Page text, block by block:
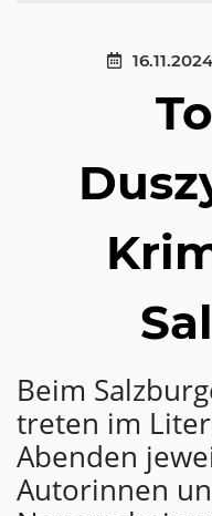
16.11.2024
Beim
treten im
Abenden
Autorinnen